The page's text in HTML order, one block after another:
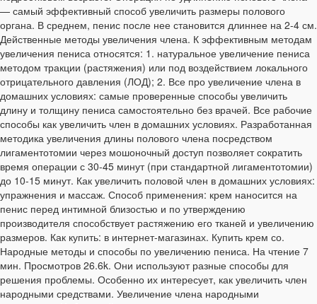
— самый эффективный способ увеличить размеры полового
органа. В среднем, пенис после нее становится длиннее на 2-4 см.
Действенные методы увеличения члена. К эффективным методам
увеличения пениса относятся: 1. натуральное увеличение пениса
методом тракции (растяжения) или под воздействием локального
отрицательного давления (ЛОД); 2. Все про увеличение члена в
домашних условиях: самые проверенные способы увеличить
длину и толщину пениса самостоятельно без врачей. Все рабочие
способы как увеличить член в домашних условиях. Разработанная
методика увеличения длины полового члена посредством
лигаментотомии через мошоночный доступ позволяет сократить
время операции с 30-45 минут (при стандартной лигаментотомии)
до 10-15 минут. Как увеличить половой член в домашних условиях:
упражнения и массаж. Способ применения: крем наносится на
пенис перед интимной близостью и по утверждению
производителя способствует растяжению его тканей и увеличению
размеров. Как купить: в интернет-магазинах. Купить крем со.
Народные методы и способы по увеличению пениса. На чтение 7
мин. Просмотров 26.6k. Они используют разные способы для
решения проблемы. Особенно их интересует, как увеличить член
народными средствами. Увеличение члена народными